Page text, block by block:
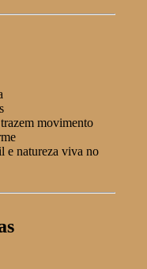
trazem movimento
e natureza viva no